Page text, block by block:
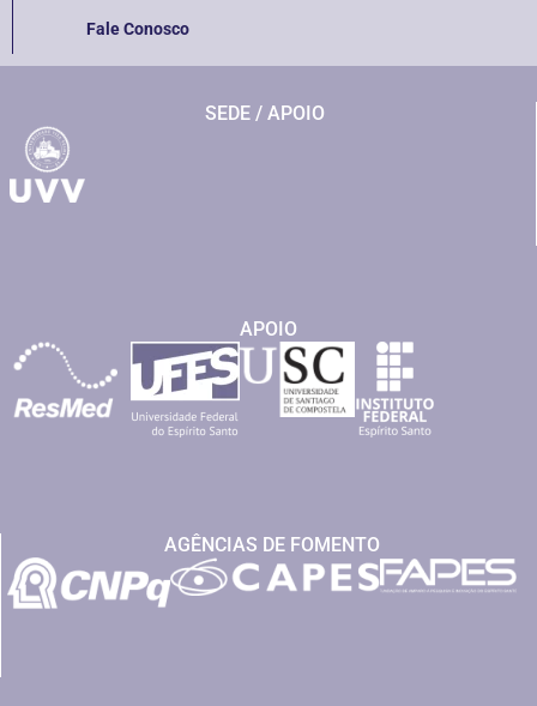
Fale Conosco
SEDE / APOIO
APOIO
AGÊNCIAS DE FOMENTO